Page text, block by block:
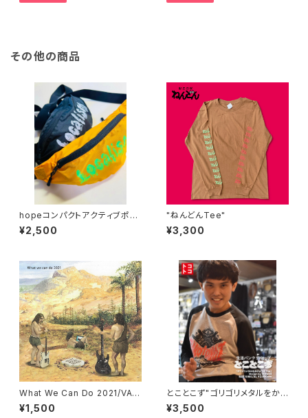
その他の商品
hopeコンパクトアクティブポー
チ
¥2,500
"ねんどんTee"
¥3,300
What We Can Do 2021/VA
(CD)
¥1,500
とことこず"ゴリゴリメタルをか
けりょうぜラグラン"
¥3,500